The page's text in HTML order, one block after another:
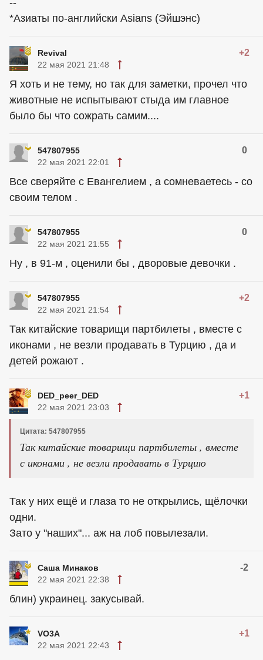
*Азиаты по-английски Asians (Эйшэнс)
Revival +2
22 мая 2021 21:48
Я хоть и не тему, но так для заметки, прочел что
животные не испытывают стыда им главное
было бы что сожрать самим....
547807955 0
22 мая 2021 22:01
Все сверяйте с Евангелием , а сомневаетесь - со
своим телом .
547807955 0
22 мая 2021 21:55
Ну , в 91-м , оценили бы , дворовые девочки .
547807955 +2
22 мая 2021 21:54
Так китайские товарищи партбилеты , вместе с
иконами , не везли продавать в Турцию , да и
детей рожают .
DED_peer_DED +1
22 мая 2021 23:03
Цитата: 547807955
Так китайские товарищи партбилеты , вместе
с иконами , не везли продавать в Турцию
Так у них ещё и глаза то не открылись, щёлочки
одни.
Зато у "наших"... аж на лоб повылезали.
Саша Минаков -2
22 мая 2021 22:38
блин) украинец. закусывай.
VO3A +1
22 мая 2021 22:43